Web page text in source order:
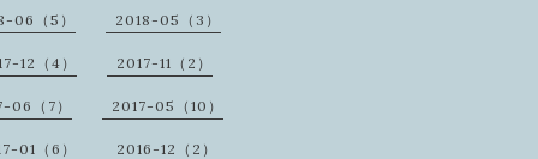
06（5） 2018-05（3）
12（4） 2017-11（2）
06（7） 2017-05（10）
01（6） 2016-12（2）